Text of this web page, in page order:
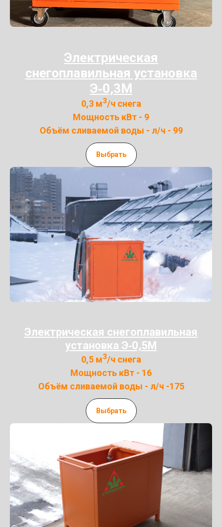
Электрическая
снегоплавильная установка
Э‑0,3М
0,3 м3/ч снега
Мощность кВт - 9
Объём сливаемой воды - л/ч - 99
Выбрать
Электрическая снегоплавильная
установка Э‑0,5М
0,5 м3/ч снега
Мощность кВт - 16
Объём сливаемой воды - л/ч -175
Выбрать